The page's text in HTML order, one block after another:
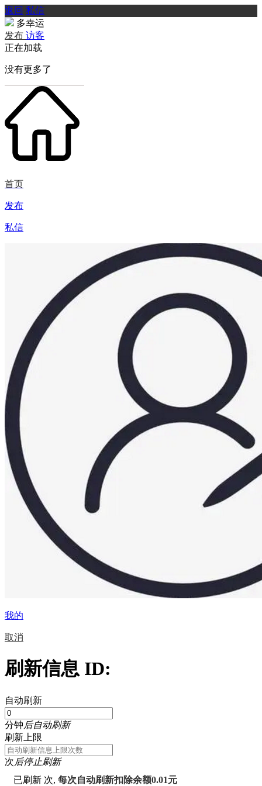
返回 私信
多幸运
发布 访客
正在加载
没有更多了
首页
发布
私信
我的
取消
刷新信息 ID:
自动刷新
分钟后自动刷新
刷新上限
次后停止刷新
已刷新 次, 每次自动刷新扣除余额0.01元